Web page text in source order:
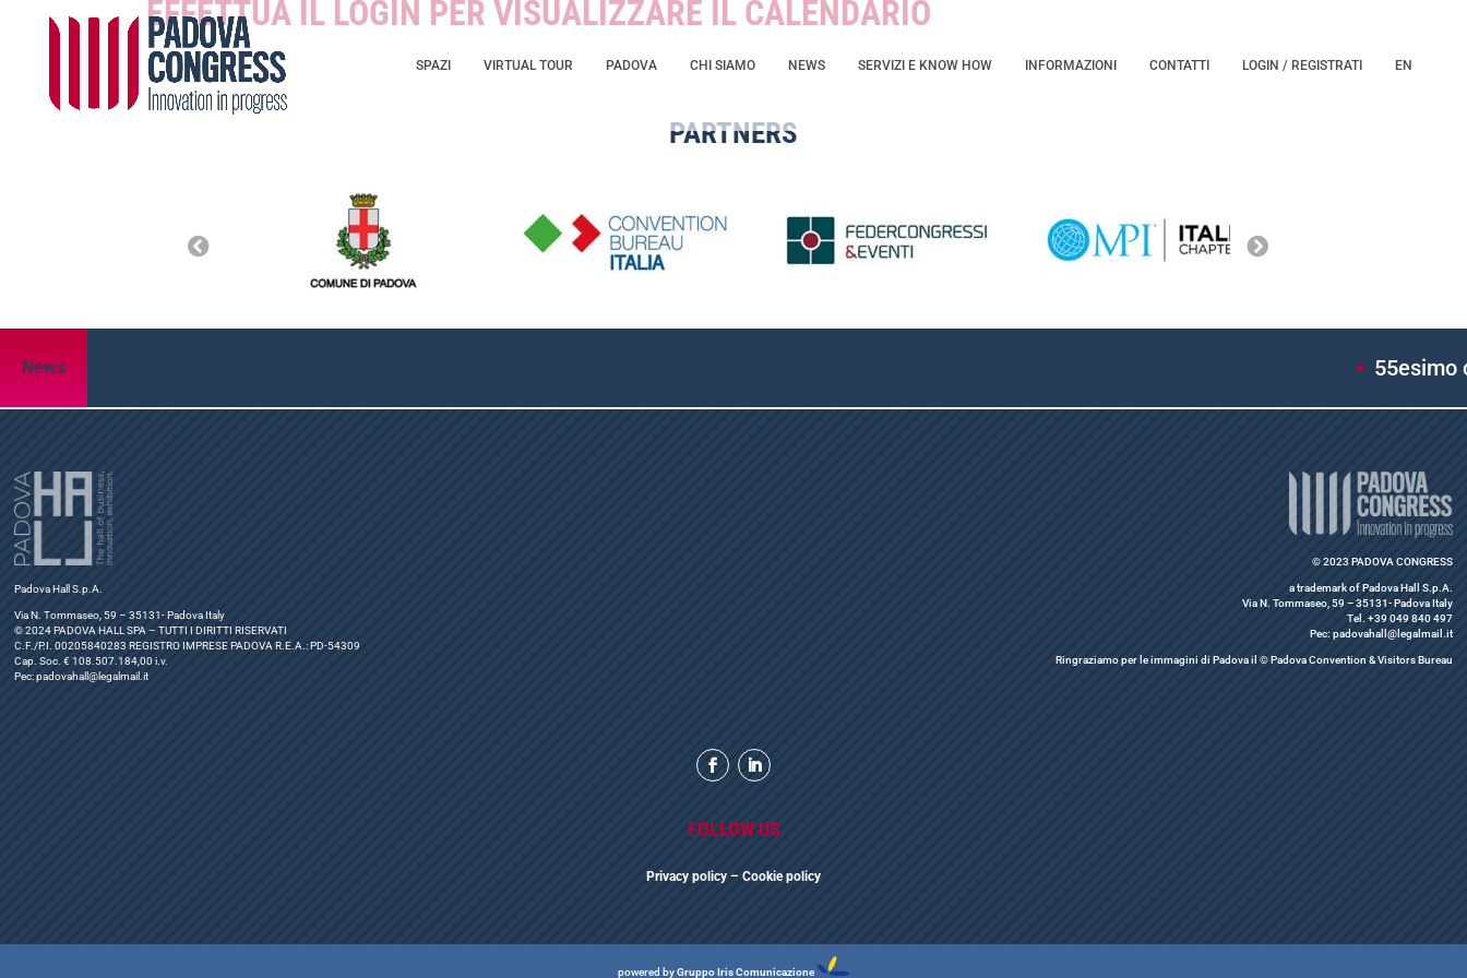
SPAZI VIRTUAL TOUR PADOVA CHI SIAMO NEWS SERVIZI E KNOW HOW INFORMAZIONI CONTATTI LOGIN / REGISTRATI EN
EFFETTUA IL LOGIN PER VISUALIZZARE IL CALENDARIO
PARTNERS
News 55esimo
Padova Hall S.p.A.
Via N. Tommaseo, 59 – 35131- Padova Italy
© 2024 PADOVA HALL SPA – TUTTI I DIRITTI RISERVATI
C.F./P.I. 00205840283 REGISTRO IMPRESE PADOVA R.E.A.: PD-54309
Cap. Soc. € 108.507.184,00 i.v.
Pec:padovahall@legalmail.it
© 2023 PADOVA CONGRESS
a trademark of Padova Hall S.p.A.
Via N. Tommaseo, 59 – 35131- Padova Italy
Tel. +39 049 840 497
Pec: padovahall@legalmail.it
Ringraziamo per le immagini di Padova il © Padova Convention & Visitors Bureau
FOLLOW US
Privacy policy – Cookie policy
powered byGruppo Iris Comunicazione